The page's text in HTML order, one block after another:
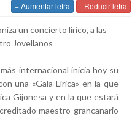
+ Aumentar letra - Reducir letra
un concierto lírico, a las
Jovellanos
internacional inicia hoy su
una «Gala Lírica» en la que
Gijonesa y en la que estará
maestro grancanario